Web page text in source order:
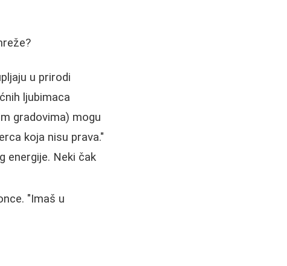
u prirodi
ljubimaca
gradovima) mogu
koja nisu prava."
energije. Neki čak
"Imaš u